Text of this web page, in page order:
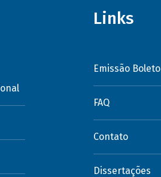
Links
Emissão Boleto
FAQ
Contato
Dissertações